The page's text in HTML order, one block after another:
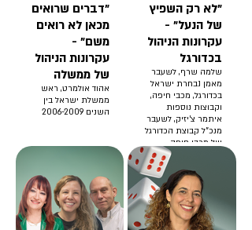
"לא רק השפיץ
של הנעל" -
עקרונות הניהול
בכדורגל
שלמה שרף, לשעבר
מאמן נבחרת ישראל
בכדורגל, מכבי חיפה,
וקבוצות נוספות
איתמר צ'יזיק, לשעבר
מנכ"ל קבוצת הכדורגל
של מכבי חיפה
"דברים שרואים
מכאן לא רואים
משם" -
עקרונות הניהול
של ממשלה
אהוד אולמרט, ראש
ממשלת ישראל בין
השנים 2006-2009